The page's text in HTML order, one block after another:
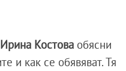
Ирина Костова обясни
и как се обявяват. Тя